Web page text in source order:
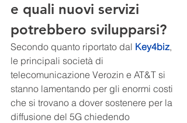
e quali nuovi servizi
potrebbero svilupparsi?
Secondo quanto riportato dal Key4biz,
le principali società di
telecomunicazione Verozin e AT&T si
stanno lamentando per gli enormi costi
che si trovano a dover sostenere per la
diffusione del 5G chiedendo